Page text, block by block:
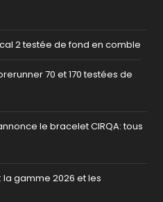
2 testée de fond en comble
70 et 170 testées de
le bracelet CIRQA: tous
la gamme 2026 et les